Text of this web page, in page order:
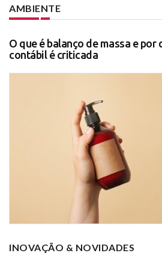
AMBIENTE
O que é balanço de massa e
contábil é criticada
INOVAÇÃO & NOVIDADES